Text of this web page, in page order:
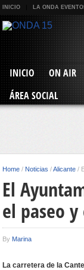
INICIO LA ONDA
INICIO ON AIR
ÁREA SOCIAL
Home / Noticias /Alicante /
El
el paseo
By Marina
La carretera de la